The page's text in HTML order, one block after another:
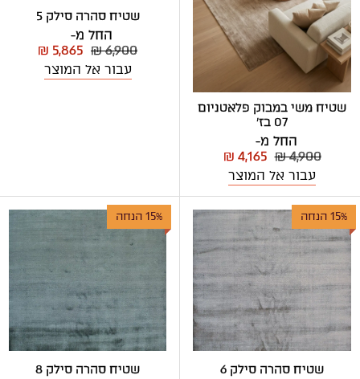
שטיח משי במבוק פלאטניום
07 בז'
החל מ-
₪ 4,900
₪ 4,165
עבור אל המוצר
שטיח סהרה סילק 5
החל מ-
₪ 6,900
₪ 5,865
עבור אל המוצר
15% הנחה
שטיח סהרה סילק 6
15% הנחה
שטיח סהרה סילק 8